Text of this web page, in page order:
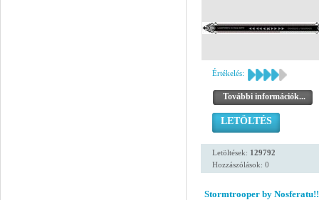
Értékelés:
További információk...
LETÖLTÉS
Letöltések: 129792
Hozzászólások: 0
Stormtrooper by Nosferatu!!